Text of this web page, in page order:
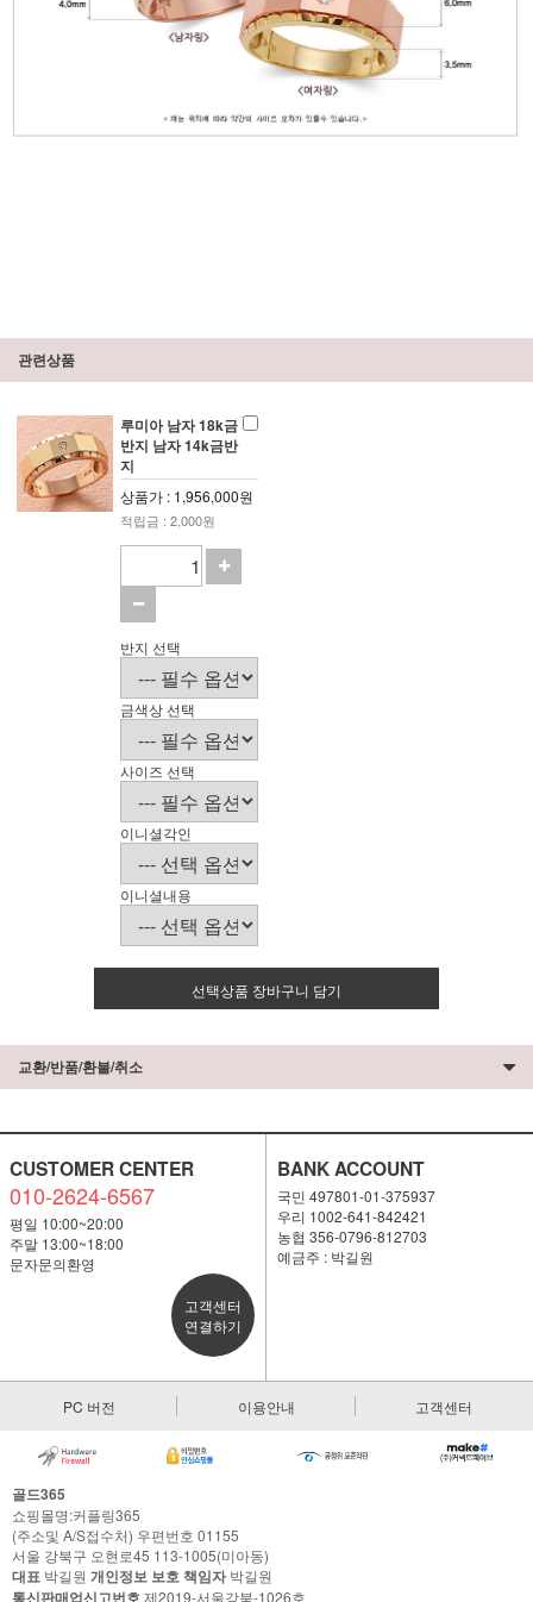
관련상품
루미아 남자 18k금
반지 남자 14k금반
지
상품가 : 1,956,000원
적립금 : 2,000원
반지 선택
금색상 선택
사이즈 선택
이니셜각인
이니셜내용
선택상품 장바구니 담기
교환/반품/환불/취소
CUSTOMER CENTER
010-2624-6567
평일 10:00~20:00
주말 13:00~18:00
문자문의환영
고객센터
연결하기
BANK ACCOUNT
국민 497801-01-375937
우리 1002-641-842421
농협 356-0796-812703
예금주 : 박길원
PC 버전 이용안내 고객센터
골드365
쇼핑몰명:커플링365
(주소및 A/S접수처) 우편번호 01155
서울 강북구 오현로45 113-1005(미아동)
대표 박길원 개인정보 보호 책임자박길원
통신판매업신고번호 제2019-서울강북-1026호